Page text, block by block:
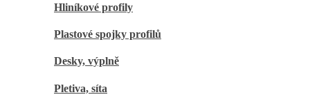
Hliníkové profily
Plastové spojky profilů
Desky, výplně
Pletiva, síta